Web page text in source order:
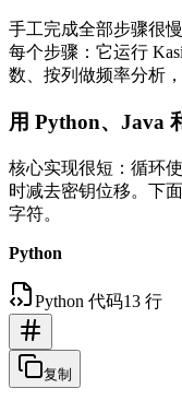
手工完成全部步骤很慢
每个步骤：它运行
数、按列做频率分析
用 Python、Java
核心实现很短：循环
时减去密钥位移。下
字符。
Python
Python 代码13 行
复制